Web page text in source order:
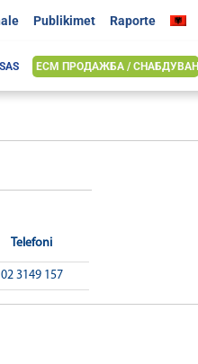
Publikimet Raporte
ЕСМ ПРОДАЖБА /
Telefoni
02 3149 157